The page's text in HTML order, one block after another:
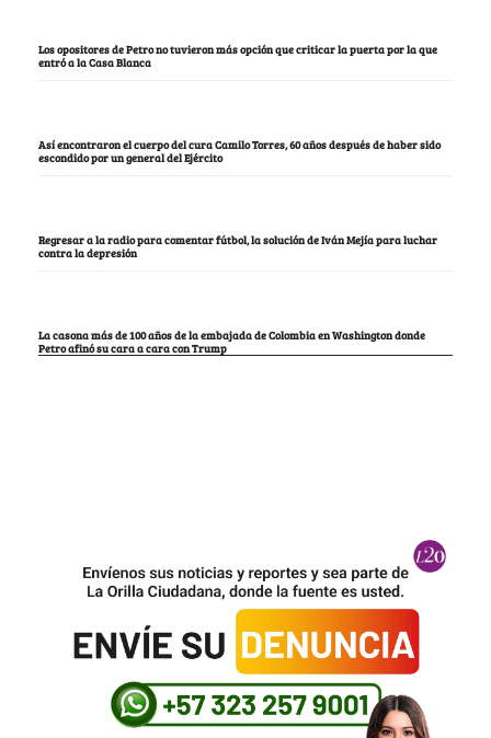
Los opositores de Petro no tuvieron más opción que criticar la puerta por la que
entró a la Casa Blanca
Así encontraron el cuerpo del cura Camilo Torres, 60 años después de haber sido
escondido por un general del Ejército
Regresar a la radio para comentar fútbol, la solución de Iván Mejía para luchar
contra la depresión
La casona más de 100 años de la embajada de Colombia en Washington donde
Petro afinó su cara a cara con Trump